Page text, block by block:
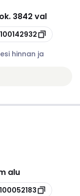
3842 val
100142932
hinnan ja
alu
100052183